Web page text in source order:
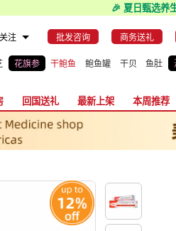
🎉 夏日甄选养
关注 批发咨询 商务送礼
花旗参 干鲍鱼 鲍鱼罐 干贝 鱼肚
回国送礼 最新上架 本周推荐